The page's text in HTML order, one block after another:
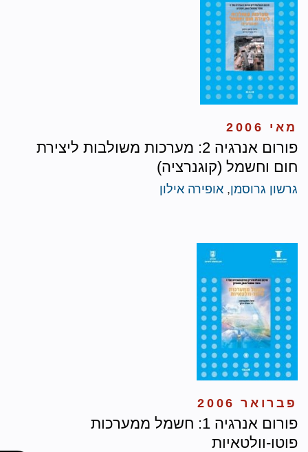
מאי 2006
פורום אנרגיה 2: מערכות משולבות ליצירת
חום וחשמל (קוגנרציה)
גרשון גרוסמן, אופירה אילון
פברואר 2006
פורום אנרגיה 1: חשמל ממערכות
פוטו-וולטאיות